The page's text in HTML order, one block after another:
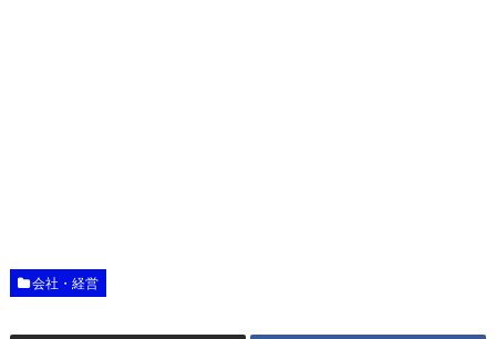
会社・経営